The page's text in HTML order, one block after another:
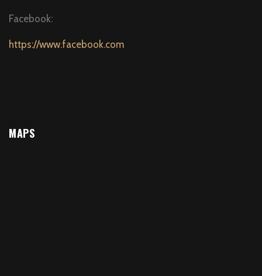
Facebook:
https://www.facebook.com
MAPS